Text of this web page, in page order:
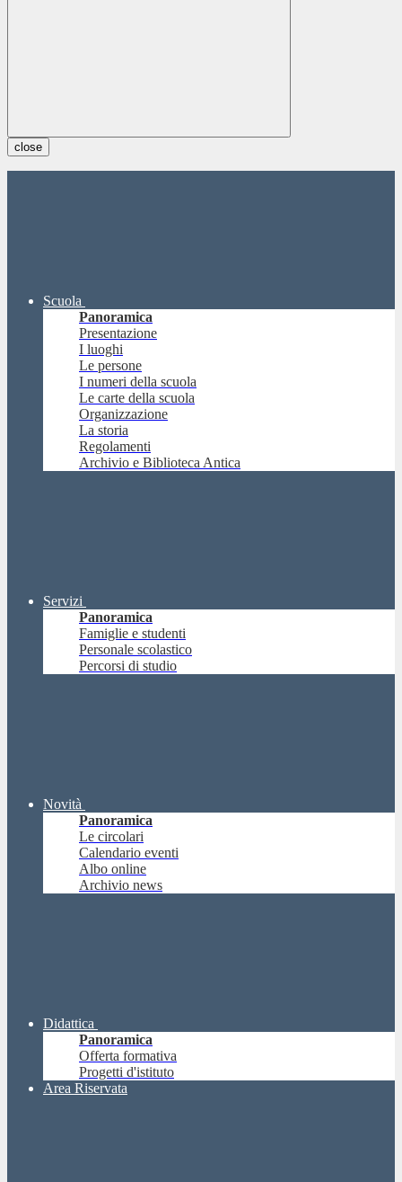
close
Scuola
Panoramica
Presentazione
I luoghi
Le persone
I numeri della scuola
Le carte della scuola
Organizzazione
La storia
Regolamenti
Archivio e Biblioteca Antica
Servizi
Panoramica
Famiglie e studenti
Personale scolastico
Percorsi di studio
Novità
Panoramica
Le circolari
Calendario eventi
Albo online
Archivio news
Didattica
Panoramica
Offerta formativa
Progetti d'istituto
Area Riservata